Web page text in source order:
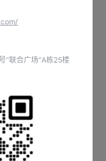
典
“联合广场”A栋25楼